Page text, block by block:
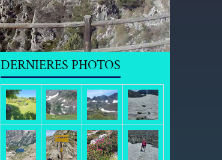
DERNIERES PHOTOS